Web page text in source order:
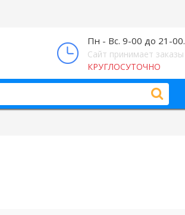
Пн - Вс. 9-00 до 21-00.
Сайт принимает заказы
КРУГЛОСУТОЧНО